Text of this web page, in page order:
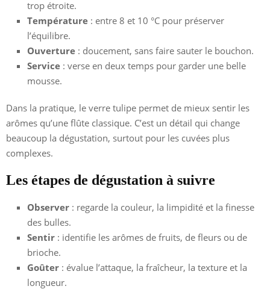
trop étroite.
Température : entre 8 et 10 °C pour préserver
l’équilibre.
Ouverture : doucement, sans faire sauter le bouchon.
Service : verse en deux temps pour garder une belle
mousse.
Dans la pratique, le verre tulipe permet de mieux sentir les
arômes qu’une flûte classique. C’est un détail qui change
beaucoup la dégustation, surtout pour les cuvées plus
complexes.
Les étapes de dégustation à suivre
Observer : regarde la couleur, la limpidité et la finesse
des bulles.
Sentir : identifie les arômes de fruits, de fleurs ou de
brioche.
Goûter : évalue l’attaque, la fraîcheur, la texture et la
longueur.